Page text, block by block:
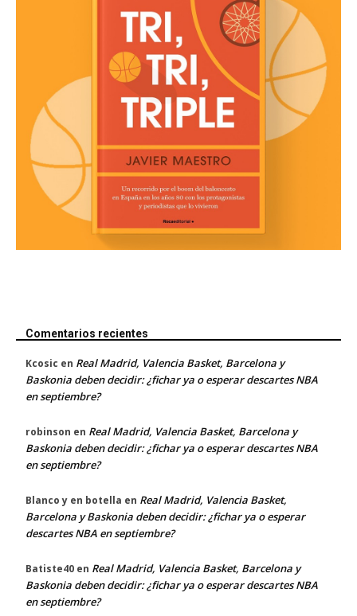
Comentarios recientes
Kcosic en Real Madrid, Valencia Basket, Barcelona y
Baskonia deben decidir: ¿fichar ya o esperar descartes NBA
en septiembre?
robinson en Real Madrid, Valencia Basket, Barcelona y
Baskonia deben decidir: ¿fichar ya o esperar descartes NBA
en septiembre?
Blanco y en botella en Real Madrid, Valencia Basket,
Barcelona y Baskonia deben decidir: ¿fichar ya o esperar
descartes NBA en septiembre?
Batiste40 en Real Madrid, Valencia Basket, Barcelona y
Baskonia deben decidir: ¿fichar ya o esperar descartes NBA
en septiembre?